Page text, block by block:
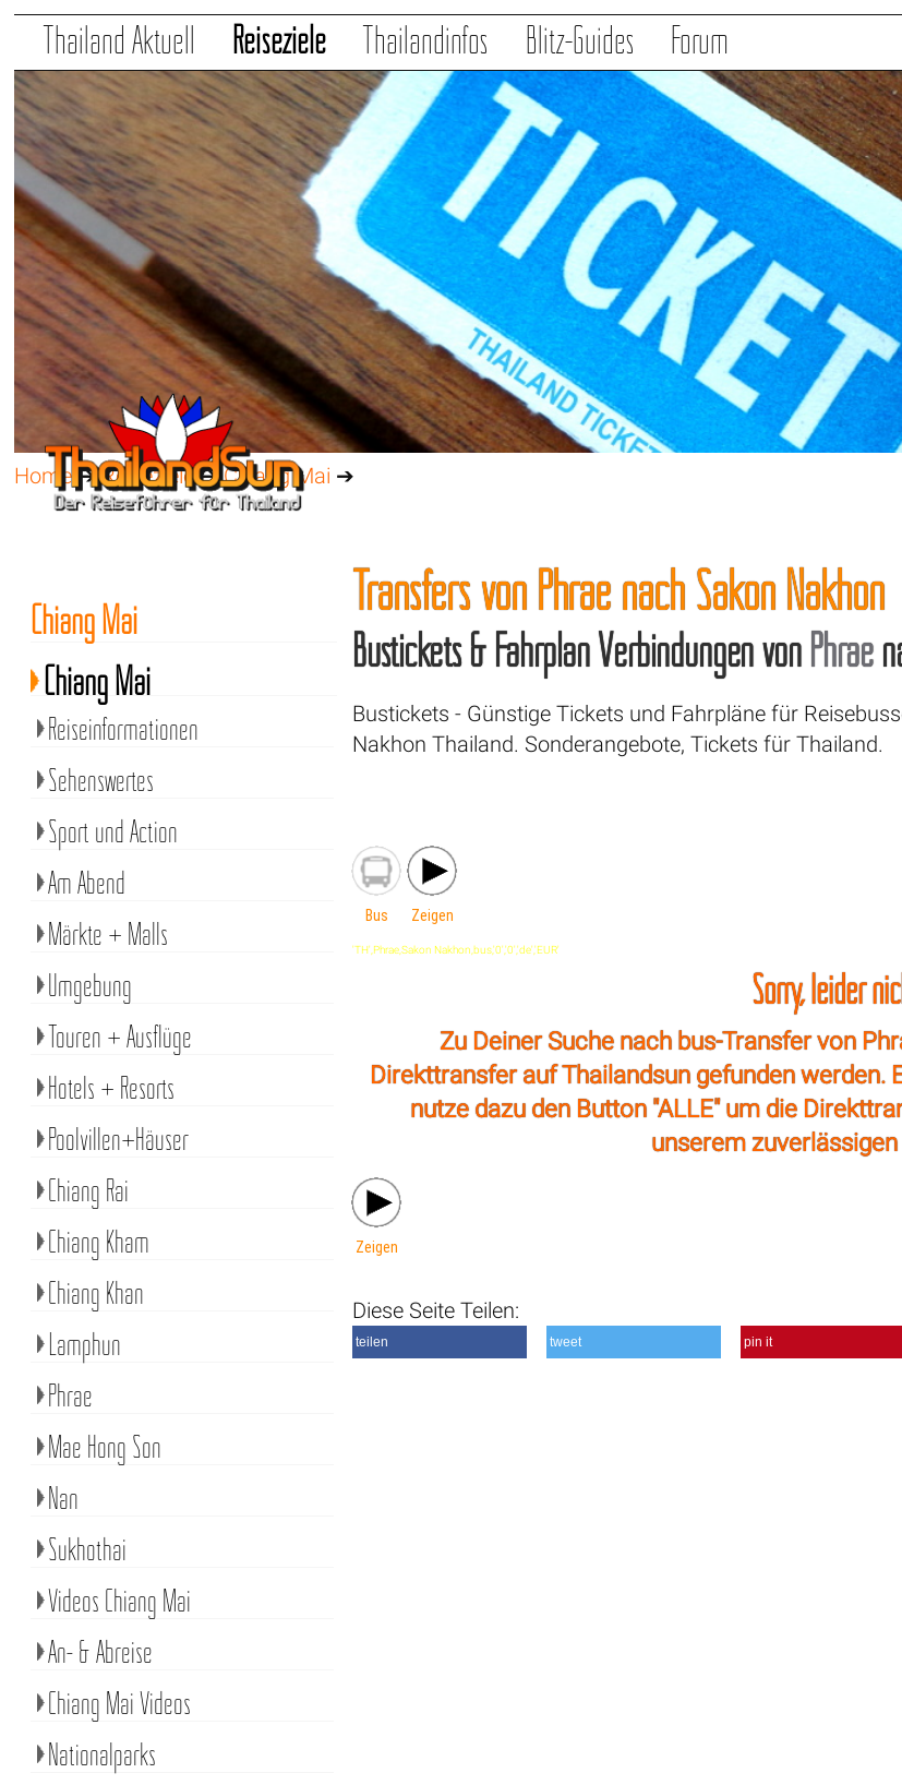
Thailand Aktuell Reiseziele Thailandinfos Blitz-Guides Forum
Home➔Reiseziele➔Chiang Mai ➔
Transfers von Phrae nach Sakon Nakhon
Bustickets & Fahrplan Verbindungen von Phrae
Bustickets - Günstige Tickets und Fahrpläne für
Nakhon Thailand. Sonderangebote, Tickets für Thailand.
Bus Zeigen
'TH',Phrae,Sakon Nakhon,bus,'0','0','de','EUR'
Sorry, leider
Zu Deiner Suche nach bus-Transfer von
Direkttransfer auf Thailandsun gefunden werden.
nutze dazu den Button "ALLE" um die
unserem
Zeigen
Diese Seite Teilen:
teilen tweet pin it
Chiang Mai
Chiang Mai
Reiseinformationen
Sehenswertes
Sport und Action
Am Abend
Märkte + Malls
Umgebung
Touren + Ausflüge
Hotels + Resorts
Poolvillen+Häuser
Chiang Rai
Chiang Kham
Chiang Khan
Lamphun
Phrae
Mae Hong Son
Nan
Sukhothai
Videos Chiang Mai
An- & Abreise
Chiang Mai Videos
Nationalparks